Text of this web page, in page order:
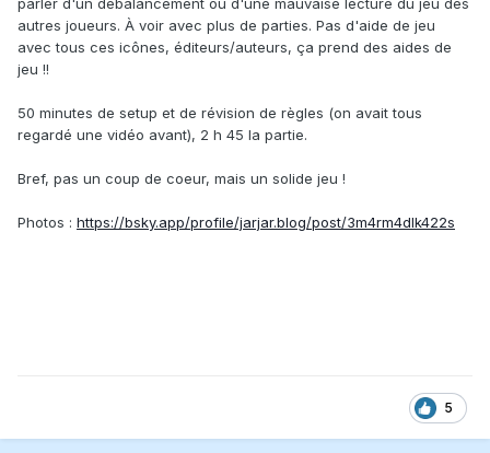
parler d'un débalancement ou d'une mauvaise lecture du jeu des
autres joueurs. À voir avec plus de parties. Pas d'aide de jeu
avec tous ces icônes, éditeurs/auteurs, ça prend des aides de
jeu !!
50 minutes de setup et de révision de règles (on avait tous
regardé une vidéo avant), 2 h 45 la partie.
Bref, pas un coup de coeur, mais un solide jeu !
Photos : https://bsky.app/profile/jarjar.blog/post/3m4rm4dlk422s
5